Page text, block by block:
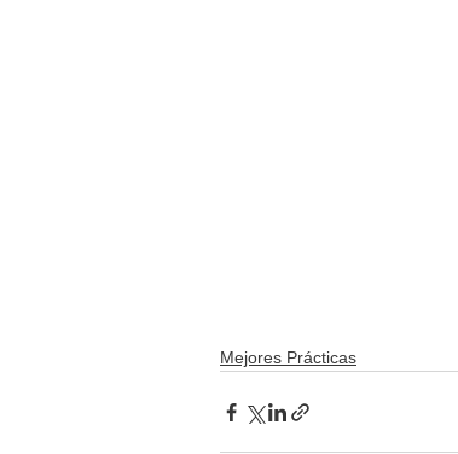
Mejores Prácticas